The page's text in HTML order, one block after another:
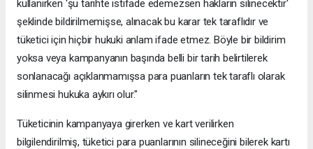
kullanırken 'şu tarihte istifade edemezsen hakların silinecektir'
şeklinde bildirilmemişse, alınacak bu karar tek taraflıdır ve
tüketici için hiçbir hukuki anlam ifade etmez. Böyle bir bildirim
yoksa veya kampanyanın başında belli bir tarih belirtilerek
sonlanacağı açıklanmamışsa para puanların tek taraflı olarak
silinmesi hukuka aykırı olur."
Tüketicinin kampanyaya girerken ve kart verilirken
bilgilendirilmiş, tüketici para puanlarının silineceğini bilerek kartı